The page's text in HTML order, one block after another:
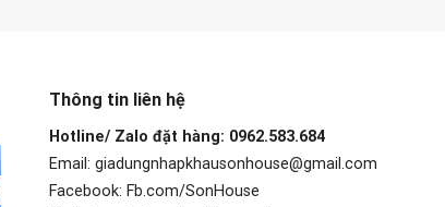
Thông tin liên hệ
Hotline/ Zalo đặt hàng: 0962.583.684
Email: giadungnhapkhausonhouse@gmail.com
Facebook: Fb.com/SonHouse